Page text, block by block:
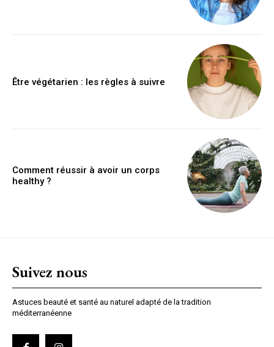
Être végétarien : les règles à suivre
Comment réussir à avoir un corps
healthy ?
Suivez nous
Astuces beauté et santé au naturel adapté de la tradition
méditerranéenne